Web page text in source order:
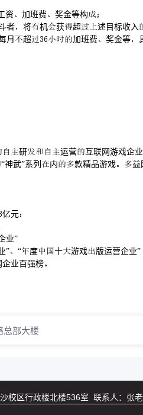
资加班费奖金等构
将机获超述目标收入
月超加班费奖金等
研运营互联网游戏企业
神武”系列内款精品游戏
亿元
业”
”“度十游戏版运营企业”
业百强榜
总部大楼
校区行政楼北楼536室 联系人：